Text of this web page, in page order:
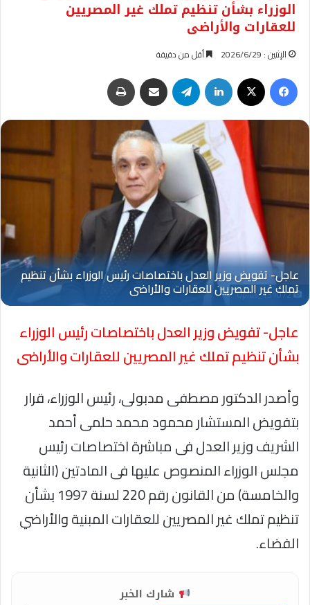
الوزراء بشأن تنظيم تملك غير المصريين
للعقارات والأراضى
الإثنين : 2026/6/29 أقل من دقيقة
فيسبوك لينكدإن تيلقرام مشاركة عبر البريد
Oplus_131072
عاجل- تفويض وزير العدل باختصاصات رئيس الوزراء
بشأن تنظيم تملك غير المصريين للعقارات والأراضى
وأصدر الدكتور مصطفى مدبولى، رئيس الوزراء، قرار
بتفويض المستشار محمود محمد حلمى أحمد
الشريف وزير العدل فى مباشرة اختصاصات رئيس
مجلس الوزراء المنصوص عليها فى المادتين (الثانية
والخامسة) من القانون رقم 220 لسنة 1997 بشأن
تنظيم تملك غير المصريين للعقارات المبنية والأراضي
الفضاء.
شارك الخبر